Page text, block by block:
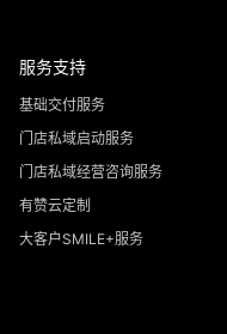
服务支持
基础交付服务
门店私域启动服务
门店私域经营咨询服务
有赞云定制
大客户SMILE+服务